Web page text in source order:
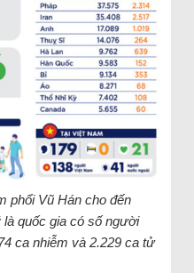
phổi Vũ Hán cho đến
quốc gia có số người
ca nhiễm và 2.229 ca tử